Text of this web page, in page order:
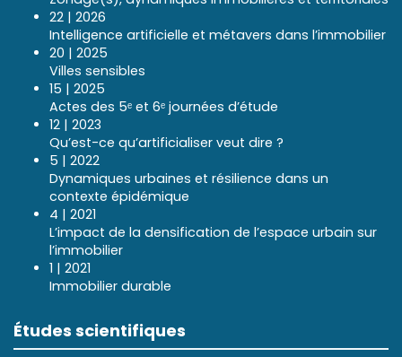
22 | 2026
Intelligence artificielle et métavers dans l’immobilier
20 | 2025
Villes sensibles
15 | 2025
Actes des 5ᵉ et 6ᵉ journées d’étude
12 | 2023
Qu’est-ce qu’artificialiser veut dire ?
5 | 2022
Dynamiques urbaines et résilience dans un
contexte épidémique
4 | 2021
L’impact de la densification de l’espace urbain sur
l’immobilier
1 | 2021
Immobilier durable
Études scientifiques